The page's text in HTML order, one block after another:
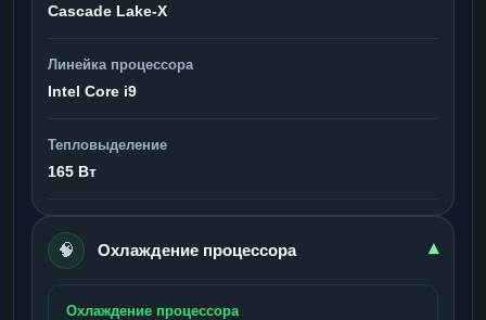
Cascade Lake-X
Линейка процессора
Intel Core i9
Тепловыделение
165 Вт
🧠 Охлаждение процессора ▾
Охлаждение процессора